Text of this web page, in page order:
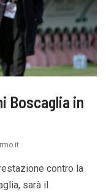
Boscaglia in
contro la
sarà il